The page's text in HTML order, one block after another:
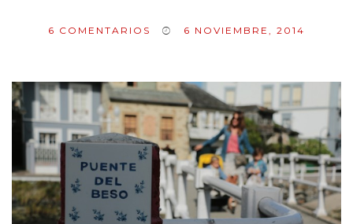
6 COMENTARIOS 6 NOVIEMBRE, 2014